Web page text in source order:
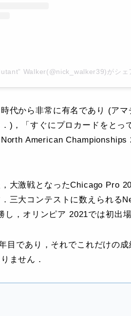
Walker(@nick_walker39)がシェ
代から非常に有名であり (ア
)，「すぐにプロカードをとっ
American Championships
大激戦となったChicago Pro
三大コンテストに数えられる
し，オリンピア 2021では初出
目であり，それでこれだけの
ません．